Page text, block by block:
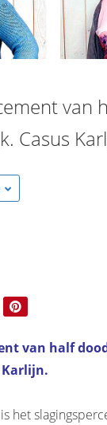
van
Casus
van half
het